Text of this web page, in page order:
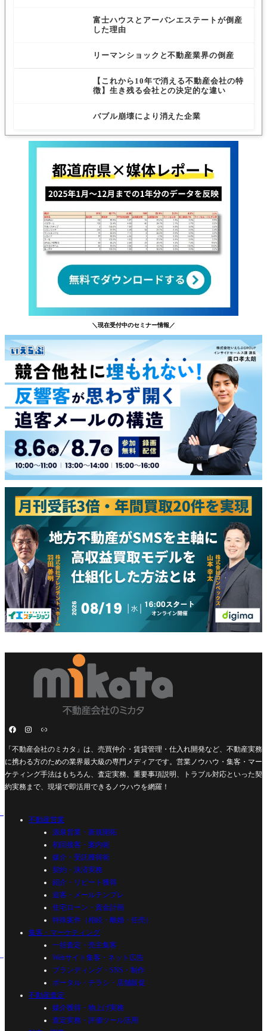
富士ハウスとアーバンエステートが倒産
した理由
リーマンショックと不動産業界の倒産
【これから10年で消える不動産会社の特
徴】生き残る会社との決定的な違い
バブル崩壊により消えた企業
＼現在受付中のセミナー情報／
「不動産会社のミカタ」は、売買仲介・賃貸管理・仕入れ開発など、不動産実務
に携わる方のための業界最大級の専門メディアです。営業ノウハウ・集客・マー
ケティング手法はもちろん、査定実務、重要事項説明、トラブル対応といった契
約実務まで、現場で即活用できるノウハウを網羅！
不動産営業
源泉営業・新規開拓
初回接客・案内術
媒介・受託獲得術
契約・決済実務
紹介・リピート獲得
追客・メールテンプレ
住宅ローン・資金計画
特殊案件（相続・離婚・任売）
集客・マーケティング
一括査定・売主集客
Webサイト集客・ネット広告
ブランディング・SNS・制作
ポータル・チラシ・店舗販促
不動産査定
媒介獲得・物上げ実務
査定実務・評価ツール活用